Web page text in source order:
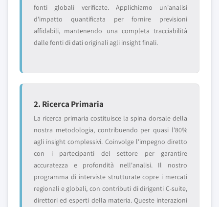
fonti globali verificate. Applichiamo un'analisi
d'impatto quantificata per fornire previsioni
affidabili, mantenendo una completa tracciabilità
dalle fonti di dati originali agli insight finali.
2. Ricerca Primaria
La ricerca primaria costituisce la spina dorsale della
nostra metodologia, contribuendo per quasi l'80%
agli insight complessivi. Coinvolge l'impegno diretto
con i partecipanti del settore per garantire
accuratezza e profondità nell'analisi. Il nostro
programma di interviste strutturate copre i mercati
regionali e globali, con contributi di dirigenti C-suite,
direttori ed esperti della materia. Queste interazioni